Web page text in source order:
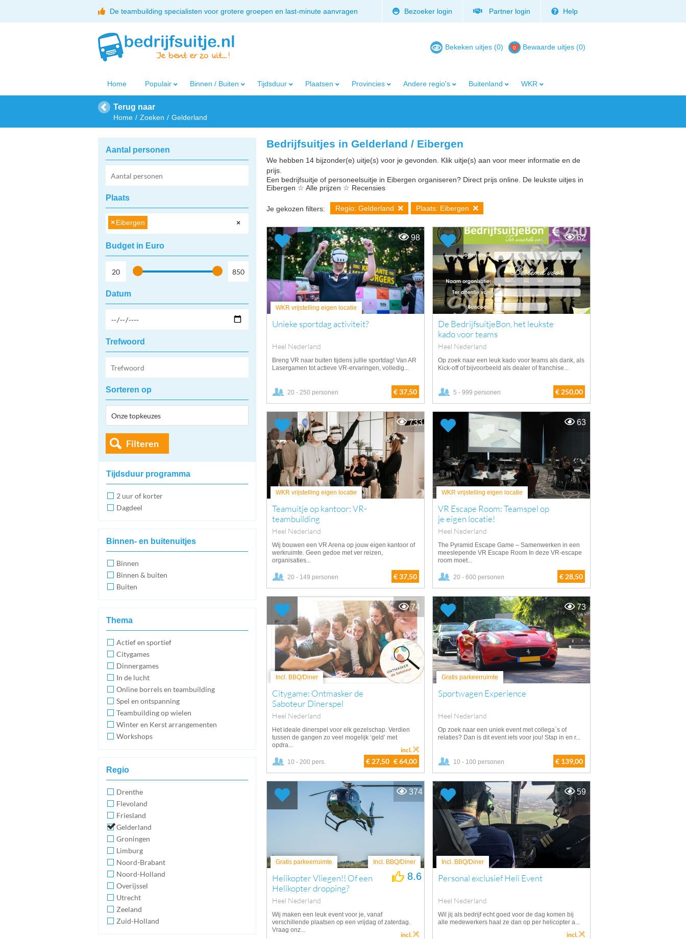
De teambuilding specialisten voor grotere groepen en last-minute aanvragen Bezoeker login Partner login Help
Bekeken uitjes (0) Bewaarde uitjes (0)
Home Populair Binnen / Buiten Tijdsduur Plaatsen Provincies Andere regio's Buitenland WKR
Terug naar
Home Zoeken Gelderland
Aantal personen
Plaats
×
×Eibergen
Budget in Euro
Datum
Trefwoord
Sorteren op
Filteren
Tijdsduur programma
2 uur of korter
Dagdeel
Binnen- en buitenuitjes
Binnen
Binnen & buiten
Buiten
Thema
Actief en sportief
Citygames
Dinnergames
In de lucht
Online borrels en teambuilding
Spel en ontspanning
Teambuilding op wielen
Winter en Kerst arrangementen
Workshops
Regio
Drenthe
Flevoland
Friesland
Gelderland
Groningen
Limburg
Noord-Brabant
Noord-Holland
Overijssel
Utrecht
Zeeland
Zuid-Holland
Bedrijfsuitjes in Gelderland / Eibergen
We hebben 14 bijzonder(e) uitje(s) voor je gevonden. Klik uitje(s) aan voor meer informatie en de
prijs.
Een bedrijfsuitje of personeelsuitje in Eibergen organiseren? Direct prijs online. De leukste uitjes in
Eibergen ☆ Alle prijzen ☆ Recensies
Je gekozen filters: Regio: Gelderland Plaats: Eibergen
WKR vrijstelling eigen locatie
Unieke sportdag activiteit?
Heel Nederland
Breng VR naar buiten tijdens jullie sportdag! Van AR
Lasergamen tot actieve VR-ervaringen, volledig...
20 - 250 personen € 37,50
98
De BedrijfsuitjeBon, het leukste
kado voor teams
Heel Nederland
Op zoek naar een leuk kado voor teams als dank, als
Kick-off of bijvoorbeeld als dealer of franchise...
5 - 999 personen € 250,00
62
WKR vrijstelling eigen locatie
Teamuitje op kantoor: VR-
teambuilding
Heel Nederland
Wij bouwen een VR Arena op jouw eigen kantoor of
werkruimte. Geen gedoe met ver reizen,
organisaties...
20 - 149 personen € 37,50
733
WKR vrijstelling eigen locatie
VR Escape Room: Teamspel op
je eigen locatie!
Heel Nederland
The Pyramid Escape Game – Samenwerken in een
meeslepende VR Escape Room In deze VR-escape
room moet...
20 - 600 personen € 28,50
63
Incl. BBQ/Diner
Citygame: Ontmasker de
Saboteur Dinerspel
Heel Nederland
Het ideale dinerspel voor elk gezelschap. Verdien
tussen de gangen zo veel mogelijk ‘geld’ met
opdra...
10 - 200 pers. € 27,50 € 64,00
incl.
74
Gratis parkeerruimte
Sportwagen Experience
Heel Nederland
Op zoek naar een uniek event met collega`s of
relaties? Dan is dit event iets voor jou! Stap in en r...
10 - 100 personen € 139,00
73
Gratis parkeerruimte Incl. BBQ/Diner
Helikopter Vliegen!! Of een
Helikopter dropping?
Heel Nederland
8.6
Wij maken een leuk event voor je, vanaf
verschillende plaatsen op een vrijdag of zaterdag.
Vraag onz...
incl.
374
Incl. BBQ/Diner
Personal exclusief Heli Event
Heel Nederland
Wil jij als bedrijf echt goed voor de dag komen bij
alle medewerkers haal ze dan op per helicopter a...
incl.
59